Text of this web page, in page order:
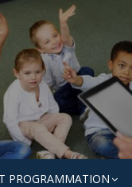
PROGRAMMATION